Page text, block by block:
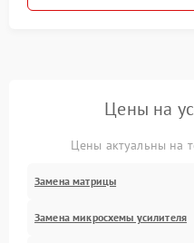
Цены на
Цены актуальны на
Замена матрицы
Замена микросхемы усилителя